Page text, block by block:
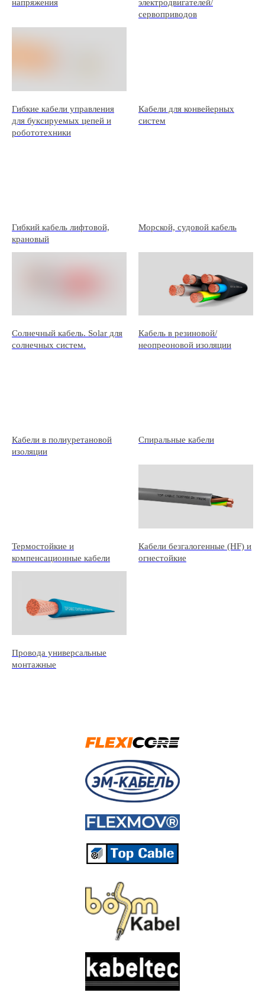
напряжения
электродвигателей/
сервоприводов
Гибкие кабели управления
для буксируемых цепей и
робототехники
Кабели для конвейерных
систем
Гибкий кабель лифтовой,
крановый
Морской, судовой кабель
Солнечный кабель. Solar для
солнечных систем.
Кабель в резиновой/
неопреоновой изоляции
Кабели в полиуретановой
изоляции
Спиральные кабели
Термостойкие и
компенсационные кабели
Кабели безгалогенные (HF) и
огнестойкие
Провода универсальные
монтажные